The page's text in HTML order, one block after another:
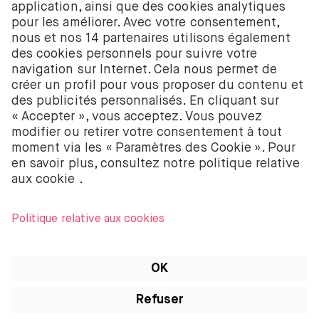
est enregistré auprès de la Chambre de commerce
néerlandaise à Amsterdam sous le numéro
58403949. BUX B.V. est autorisé et réglementé par
l’Autorité néerlandaise des marchés financiers
(Autoriteit Financiële Markten – AFM).
BUX B.V. ne fournit pas de conseils d’investissement
et les investisseurs individuels doivent prendre leurs
propres décisions ou chercher des conseils
indépendants. Investir comporte des risques. La
valeur des investissements peut augmenter ou
investissement.
iTunes sont des marques d’Apple Inc. enregistrées
marque d’Apple Inc. App Store est une marque de